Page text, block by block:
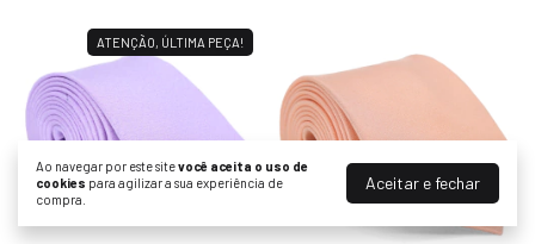
Ao navegar por este sitevocê aceita o uso de
cookies para agilizar a sua experiência de
compra.
Aceitar e fechar
ATENÇÃO, ÚLTIMA PEÇA!